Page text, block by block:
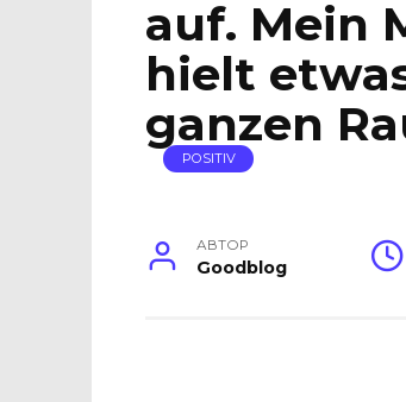
auf. Mein
hielt
ganzen
POSITIV
АВТОР
Goodblog